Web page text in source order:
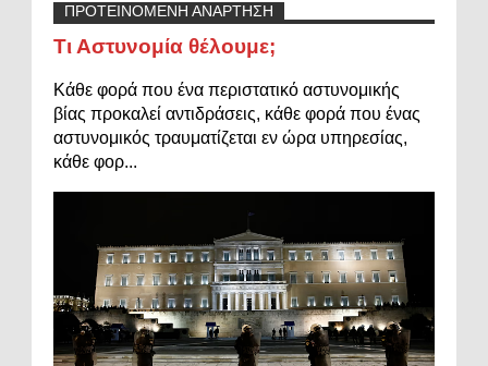
ΠΡΟΤΕΙΝΟΜΕΝΗ ΑΝΑΡΤΗΣΗ
Τι Αστυνομία θέλουμε;
Κάθε φορά που ένα περιστατικό αστυνομικής
βίας προκαλεί αντιδράσεις, κάθε φορά που ένας
αστυνομικός τραυματίζεται εν ώρα υπηρεσίας,
κάθε φορ...